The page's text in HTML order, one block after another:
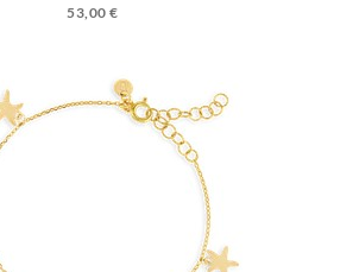
53,00 €